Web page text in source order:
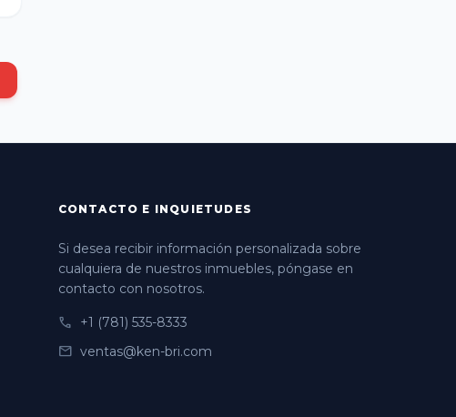
CONTACTO E INQUIETUDES
Si desea recibir información personalizada sobre
cualquiera de nuestros inmuebles, póngase en
contacto con nosotros.
phone +1 (781) 535-8333
mail ventas@ken-bri.com